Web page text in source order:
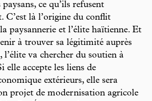
paysans, ce qu’ils refusent
C’est là l’origine du conflit
paysannerie et l’élite haïtienne. Et
à trouver sa légitimité auprès
va chercher du soutien à
elle accepte les liens de
extérieurs, elle sera
projet de modernisation agricole